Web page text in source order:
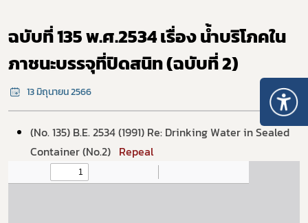
ฉบับที่ 135 พ.ศ.2534 เรื่อง น้ำบริโภคใน
ภาชนะบรรจุที่ปิดสนิท (ฉบับที่ 2)
13 มิถุนายน 2566
(No. 135) B.E. 2534 (1991) Re: Drinking Water in Sealed
Container (No.2) Repeal